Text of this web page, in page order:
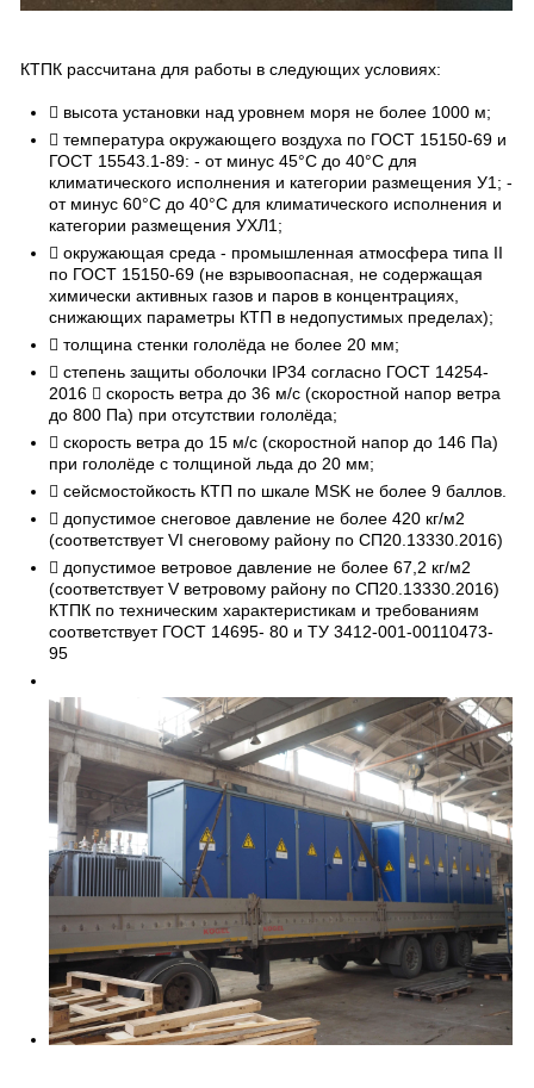
КТПК рассчитана для работы в следующих условиях:
 высота установки над уровнем моря не более 1000 м;
 температура окружающего воздуха по ГОСТ 15150-69 и
ГОСТ 15543.1-89: - от минус 45°C до 40°C для
климатического исполнения и категории размещения У1; -
от минус 60°C до 40°С для климатического исполнения и
категории размещения УХЛ1;
 окружающая среда - промышленная атмосфера типа II
по ГОСТ 15150-69 (не взрывоопасная, не содержащая
химически активных газов и паров в концентрациях,
снижающих параметры КТП в недопустимых пределах);
 толщина стенки гололёда не более 20 мм;
 степень защиты оболочки IP34 согласно ГОСТ 14254-
2016  скорость ветра до 36 м/с (скоростной напор ветра
до 800 Па) при отсутствии гололёда;
 скорость ветра до 15 м/с (скоростной напор до 146 Па)
при гололёде с толщиной льда до 20 мм;
 сейсмостойкость КТП по шкале MSK не более 9 баллов.
 допустимое снеговое давление не более 420 кг/м2
(соответствует VI снеговому району по СП20.13330.2016)
 допустимое ветровое давление не более 67,2 кг/м2
(соответствует V ветровому району по СП20.13330.2016)
КТПК по техническим характеристикам и требованиям
соответствует ГОСТ 14695- 80 и ТУ 3412-001-00110473-
95